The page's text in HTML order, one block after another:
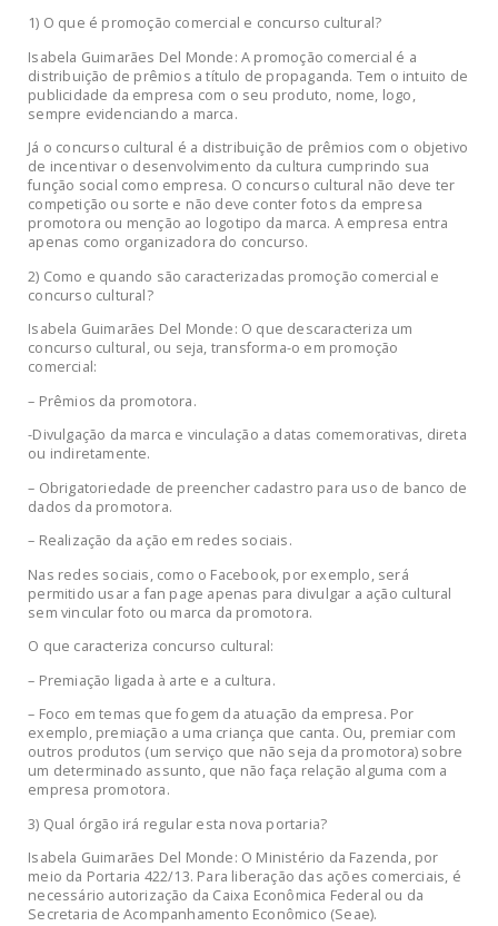
1) O que é promoção comercial e concurso cultural?
Isabela Guimarães Del Monde: A promoção comercial é a
distribuição de prêmios a título de propaganda. Tem o intuito de
publicidade da empresa com o seu produto, nome, logo,
sempre evidenciando a marca.
Já o concurso cultural é a distribuição de prêmios com o objetivo
de incentivar o desenvolvimento da cultura cumprindo sua
função social como empresa. O concurso cultural não deve ter
competição ou sorte e não deve conter fotos da empresa
promotora ou menção ao logotipo da marca. A empresa entra
apenas como organizadora do concurso.
2) Como e quando são caracterizadas promoção comercial e
concurso cultural?
Isabela Guimarães Del Monde: O que descaracteriza um
concurso cultural, ou seja, transforma-o em promoção
comercial:
– Prêmios da promotora.
-Divulgação da marca e vinculação a datas comemorativas, direta
ou indiretamente.
– Obrigatoriedade de preencher cadastro para uso de banco de
dados da promotora.
– Realização da ação em redes sociais.
Nas redes sociais, como o Facebook, por exemplo, será
permitido usar a fan page apenas para divulgar a ação cultural
sem vincular foto ou marca da promotora.
O que caracteriza concurso cultural:
– Premiação ligada à arte e a cultura.
– Foco em temas que fogem da atuação da empresa. Por
exemplo, premiação a uma criança que canta. Ou, premiar com
outros produtos (um serviço que não seja da promotora) sobre
um determinado assunto, que não faça relação alguma com a
empresa promotora.
3) Qual órgão irá regular esta nova portaria?
Isabela Guimarães Del Monde: O Ministério da Fazenda, por
meio da Portaria 422/13. Para liberação das ações comerciais, é
necessário autorização da Caixa Econômica Federal ou da
Secretaria de Acompanhamento Econômico (Seae).